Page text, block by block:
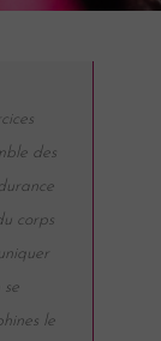
des
corps
se
le